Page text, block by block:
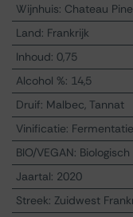
Wijnhuis: Chateau
Land: Frankrijk
Inhoud: 0,75
Alcohol %: 14,5
Druif: Malbec, Tannat
Vinificatie:
BIO/VEGAN: Biologisch
Jaartal: 2020
Streek: Zuidwest